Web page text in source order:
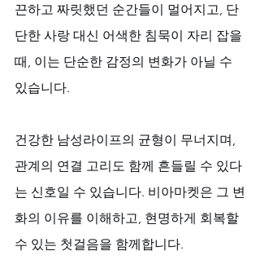
끈하고 짜릿했던 순간들이 멀어지고, 단
단한 사랑 대신 어색한 침묵이 자리 잡을
때, 이는 단순한 감정의 변화가 아닐 수
있습니다.
건강한 남성라이프의 균형이 무너지며,
관계의 연결 고리도 함께 흔들릴 수 있다
는 신호일 수 있습니다. 비아마켓은 그 변
화의 이유를 이해하고, 현명하게 회복할
수 있는 첫걸음을 함께합니다.